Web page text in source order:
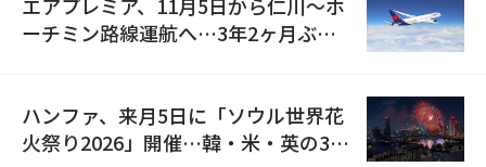
エアプレミア、11月5日から仁川〜ホ
ーチミン路線運航へ…3年2ヶ月ぶり
ハンファ、来月5日に「ソウル世界花
火祭り2026」開催…韓・米・英の3カ